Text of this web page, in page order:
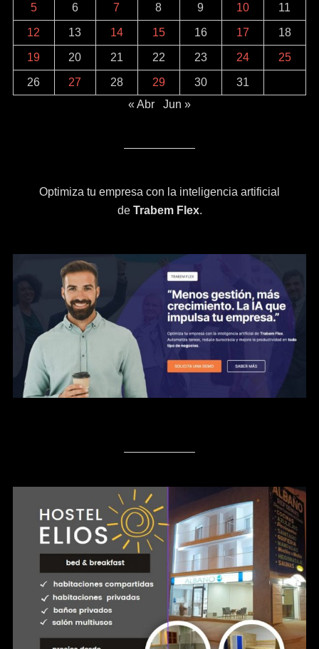
5 6 7 8 9 10 11
12 13 14 15 16 17 18
19 20 21 22 23 24 25
26 27 28 29 30
31
« Abr
Jun »
Optimiza tu empresa con la inteligencia artificial
de Trabem Flex.